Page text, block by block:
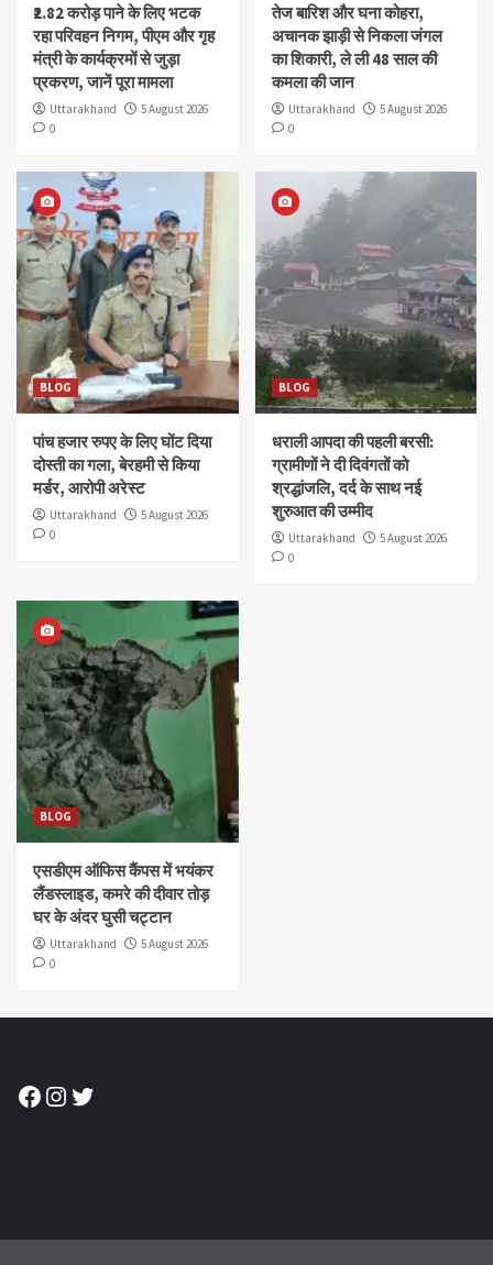
₹2.82 करोड़ पाने के लिए भटक
रहा परिवहन निगम, पीएम और गृह
मंत्री के कार्यक्रमों से जुड़ा
प्रकरण, जानें पूरा मामला
Uttarakhand
5 August 2026
0
तेज बारिश और घना कोहरा,
अचानक झाड़ी से निकला जंगल
का शिकारी, ले ली 48 साल की
कमला की जान
Uttarakhand
5 August 2026
0
BLOG
पांच हजार रुपए के लिए घोंट दिया
दोस्ती का गला, बेरहमी से किया
मर्डर, आरोपी अरेस्ट
Uttarakhand
5 August 2026
0
BLOG
धराली आपदा की पहली बरसी:
ग्रामीणों ने दी दिवंगतों को
श्रद्धांजलि, दर्द के साथ नई
शुरुआत की उम्मीद
Uttarakhand
5 August 2026
0
BLOG
एसडीएम ऑफिस कैंपस में भयंकर
लैंडस्लाइड, कमरे की दीवार तोड़
घर के अंदर घुसी चट्टान
Uttarakhand
5 August 2026
0
Facebook
Instagram
Twitter